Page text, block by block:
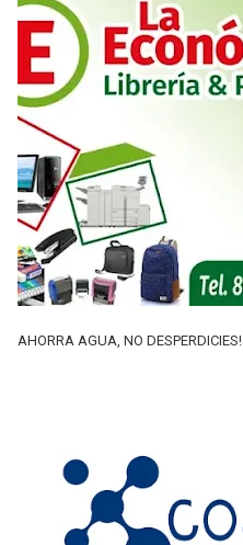
AHORRA AGUA, NO DESPERDICIES!